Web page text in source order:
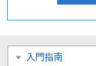
入門指南